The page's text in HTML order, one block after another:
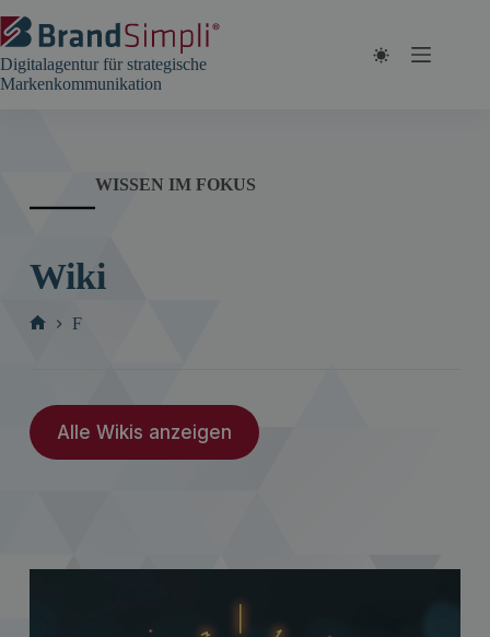
Inhalt
springen
Digitalagentur für strategische
Markenkommunikation
WISSEN IM FOKUS
Wiki
F
Alle Wikis anzeigen